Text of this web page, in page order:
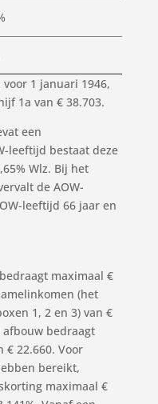
1 januari 1946,
1a van € 38.703.
een
leeftijd bestaat deze
Wlz. Bij het
de AOW-
leeftijd 66 jaar en
bedraagt maximaal €
(het
1, 2 en 3) van €
bedraagt
€ 22.660. Voor
bereikt,
maximaal €